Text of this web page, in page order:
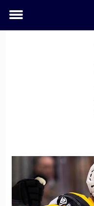
Toggle